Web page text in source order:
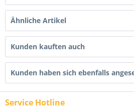
Ähnliche Artikel
Kunden kauften auch
Kunden haben sich ebenfalls
Service Hotline